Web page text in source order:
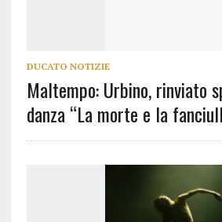
DUCATO NOTIZIE
Maltempo: Urbino, rinviato
danza “La morte e la